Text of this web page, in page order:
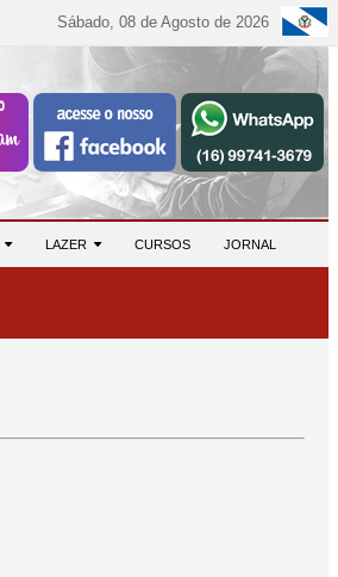
Sábado, 08 de Agosto de 2026
LAZER CURSOS JORNAL